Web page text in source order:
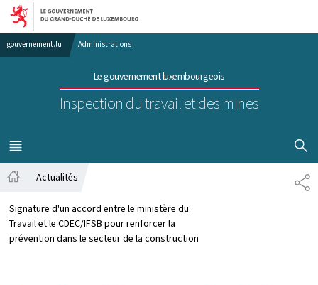
Aller au menu principal
Aller au contenu
gouvernement.lu Administrations
Le gouvernement luxembourgeois
Inspection du travail et des mines
MENU
PRINCIPAL
Actualités
Signature d'un accord entre le ministère du
Travail et le CDEC/IFSB pour renforcer la
prévention dans le secteur de la construction